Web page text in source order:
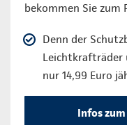
bekommen Sie zum
Denn der
Leichtkrafträder
nur 14,99 Euro
Infos